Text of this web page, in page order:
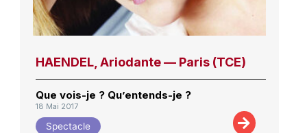
HAENDEL, Ariodante — Paris (TCE)
Que vois-je ? Qu’entends-je ?
18 Mai 2017
Spectacle